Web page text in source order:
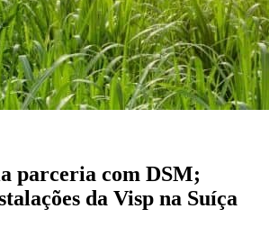
parceria com DSM;
da Visp na Suíça